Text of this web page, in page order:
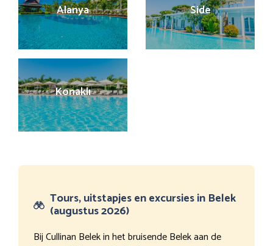
Alanya Side
Konaklı
Tours, uitstapjes en excursies in Belek
(augustus 2026)
Bij Cullinan Belek in het bruisende Belek aan de